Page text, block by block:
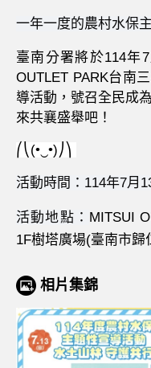
一年一度的農村水保
臺南分署將於114年7
OUTLET PARK台南
導活動，號召全民成
來共襄盛舉吧！
⎛⎝ (• •) ⎠⎞
活動時間： 114年7月
活動地點： MITSUI
1F樹塔廣場(臺南市歸
相片集錦